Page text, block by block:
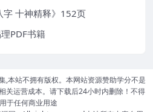
十神精释》152页
PDF书籍
,本站不拥有版权。本网站资源赞助学分不是
关运营成本。请下载后24小时内删除！不得
于任何商业用途